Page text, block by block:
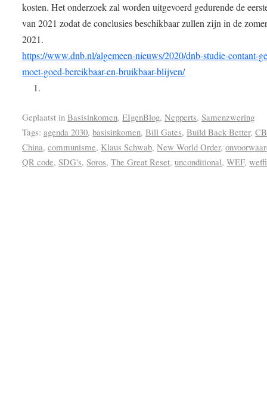
kosten. Het onderzoek zal worden uitgevoerd gedurende de
van 2021 zodat de conclusies beschikbaar zullen zijn in de
2021.
https://www.dnb.nl/algemeen-nieuws/2020/dnb-studie-contant-
moet-goed-bereikbaar-en-bruikbaar-blijven/
Geplaatst in Basisinkomen,EIgenBlog,Nepperts,Samenzwering
Tags: agenda 2030,basisinkomen,Bill Gates,Build Back Better,
China,communisme, Klaus Schwab,New World Order,
QR code,SDG's,Soros,The Great Reset,unconditional,WEF,